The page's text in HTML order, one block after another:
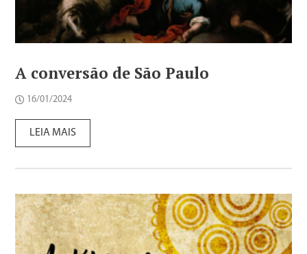
A conversão de São Paulo
16/01/2024
LEIA MAIS